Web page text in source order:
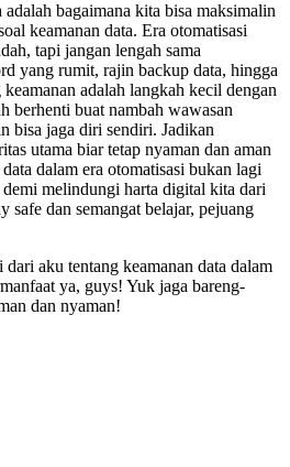
bagaimana kita bisa maksimalin
keamanan data. Era otomatisasi
tapi jangan lengah sama
yang rumit, rajin backup data, hingga
adalah langkah kecil dengan
berhenti buat nambah wawasan
bisa jaga diri sendiri. Jadikan
utama biar tetap nyaman dan aman
dalam era otomatisasi bukan lagi
melindungi harta digital kita dari
safe dan semangat belajar, pejuang
aku tentang keamanan data dalam
ya, guys! Yuk jaga bareng-
dan nyaman!